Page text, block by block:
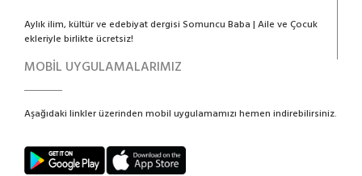
Aylık ilim, kültür ve edebiyat dergisi Somuncu Baba | Aile ve Çocuk
ekleriyle birlikte ücretsiz!
MOBİL UYGULAMALARIMIZ
Aşağıdaki linkler üzerinden mobil uygulamamızı hemen indirebilirsiniz.